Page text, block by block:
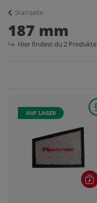
Startseite
187 mm
Hier findest du 2 Produkte
AUF LAGER